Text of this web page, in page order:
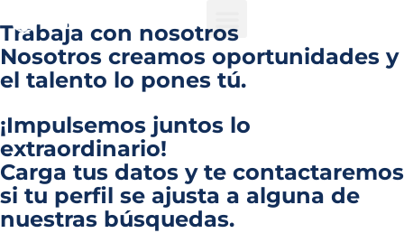
Trabaja con nosotros
Nosotros creamos oportunidades y
el talento lo pones tú.
¡Impulsemos juntos lo
extraordinario!
Carga tus datos y te contactaremos
si tu perfil se ajusta a alguna de
nuestras búsquedas.